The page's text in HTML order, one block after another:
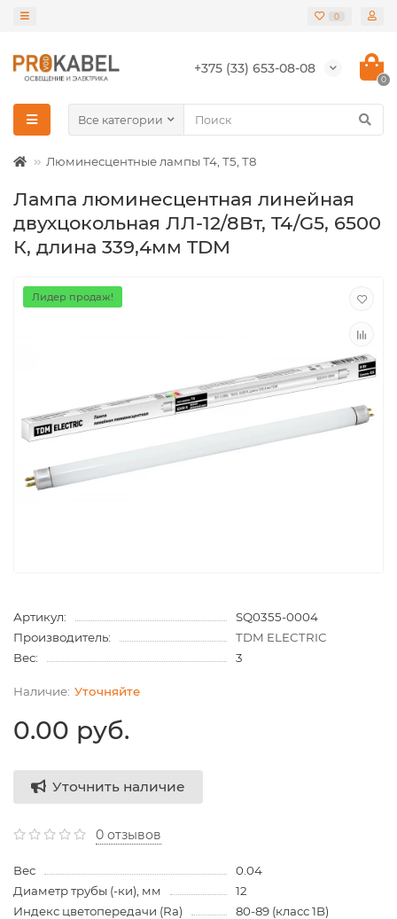
0
+375 (33) 653-08-08
0
Все категории
Люминесцентные лампы Т4, Т5, Т8
Лампа люминесцентная линейная
двухцокольная ЛЛ-12/8Вт, T4/G5, 6500
К, длина 339,4мм TDM
Лидер продаж!
Артикул:
SQ0355-0004
Производитель:
TDM ELECTRIC
Вес:
3
Уточняйте
0.00 руб.
Уточнить наличие
0 отзывов
Вес
0.04
Диаметр трубы (-ки), мм
12
Индекс цветопередачи (Ra)
80-89 (класс 1B)